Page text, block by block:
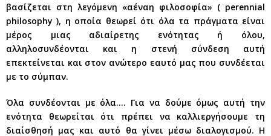
βασίζεται στη λεγόμενη «αέναη φιλοσοφία» ( perennial
philosophy ), η οποία θεωρεί ότι όλα τα πράγματα είναι
μέρος μιας αδιαίρετης ενότητας ή όλου,
αλληλοσυνδέονται και η στενή σύνδεση αυτή
επεκτείνεται και στον ανώτερο εαυτό μας που συνδέεται
με το σύμπαν.
Όλα συνδέονται με όλα…. Για να δούμε όμως αυτή την
ενότητα θεωρείται ότι πρέπει να καλλιεργήσουμε τη
διαίσθησή μας και αυτό θα γίνει μέσω διαλογισμού. Η